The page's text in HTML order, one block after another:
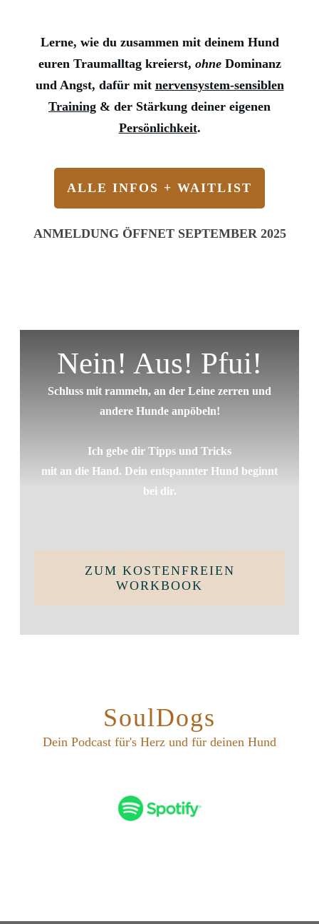
Lerne, wie du zusammen mit deinem Hund
euren Traumalltag kreierst, ohne Dominanz
und Angst, dafür mit nervensystem-sensiblen
Training & der Stärkung deiner eigenen
Persönlichkeit.
ALLE INFOS + WAITLIST
ANMELDUNG ÖFFNET SEPTEMBER 2025
Nein! Aus! Pfui!
Schluss mit rammeln, an der Leine zerren und
andere Hunde anpöbeln!
Ich gebe dir Tipps und Tricks
mit an die Hand. Dein entspannter Hund beginnt
bei dir.
ZUM KOSTENFREIEN
WORKBOOK
SoulDogs
Dein Podcast für's Herz und für deinen Hund